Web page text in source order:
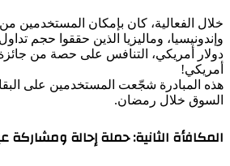
خلال الفعالية، كان بإمكان المستخدمين من
أمريكي!
هذه المبادرة شجّعت المستخدمين على
السوق خلال رمضان.
المكافأة الثانية: حملة إحالة ومشاركة